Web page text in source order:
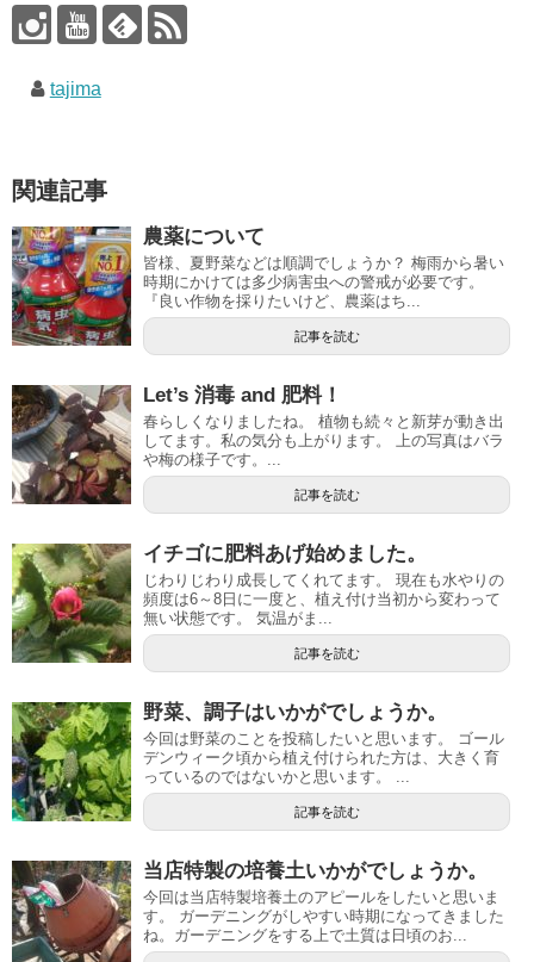
tajima
関連記事
農薬について
皆様、夏野菜などは順調でしょうか？ 梅雨から暑い
時期にかけては多少病害虫への警戒が必要です。
『良い作物を採りたいけど、農薬はち...
記事を読む
Let’s 消毒 and 肥料！
春らしくなりましたね。 植物も続々と新芽が動き出
してます。私の気分も上がります。 上の写真はバラ
や梅の様子です。...
記事を読む
イチゴに肥料あげ始めました。
じわりじわり成長してくれてます。 現在も水やりの
頻度は6～8日に一度と、植え付け当初から変わって
無い状態です。 気温がま...
記事を読む
野菜、調子はいかがでしょうか。
今回は野菜のことを投稿したいと思います。 ゴール
デンウィーク頃から植え付けられた方は、大きく育
っているのではないかと思います。 ...
記事を読む
当店特製の培養土いかがでしょうか。
今回は当店特製培養土のアピールをしたいと思いま
す。 ガーデニングがしやすい時期になってきました
ね。ガーデニングをする上で土質は日頃のお...